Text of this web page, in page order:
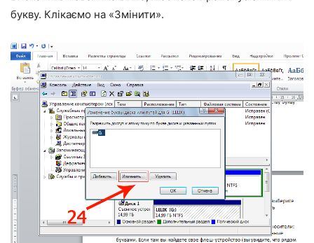
букву. Клікаємо на «Змінити».